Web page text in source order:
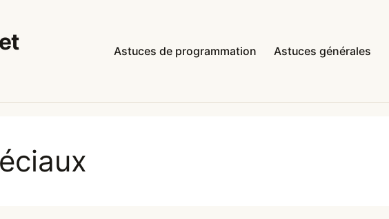
Astuces de programmation Astuces générales